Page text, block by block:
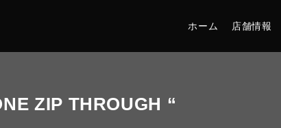
ホーム 店舗情報
ZIP THROUGH “